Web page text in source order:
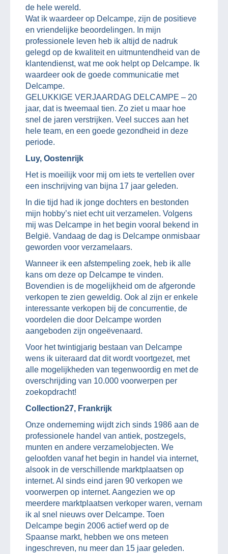
de hele wereld.
Wat ik waardeer op Delcampe, zijn de positieve
en vriendelijke beoordelingen. In mijn
professionele leven heb ik altijd de nadruk
gelegd op de kwaliteit en uitmuntendheid van de
klantendienst, wat me ook helpt op Delcampe. Ik
waardeer ook de goede communicatie met
Delcampe.
GELUKKIGE VERJAARDAG DELCAMPE – 20
jaar, dat is tweemaal tien. Zo ziet u maar hoe
snel de jaren verstrijken. Veel succes aan het
hele team, en een goede gezondheid in deze
periode.
Luy, Oostenrijk
Het is moeilijk voor mij om iets te vertellen over
een inschrijving van bijna 17 jaar geleden.
In die tijd had ik jonge dochters en bestonden
mijn hobby’s niet echt uit verzamelen. Volgens
mij was Delcampe in het begin vooral bekend in
België. Vandaag de dag is Delcampe onmisbaar
geworden voor verzamelaars.
Wanneer ik een afstempeling zoek, heb ik alle
kans om deze op Delcampe te vinden.
Bovendien is de mogelijkheid om de afgeronde
verkopen te zien geweldig. Ook al zijn er enkele
interessante verkopen bij de concurrentie, de
voordelen die door Delcampe worden
aangeboden zijn ongeëvenaard.
Voor het twintigjarig bestaan van Delcampe
wens ik uiteraard dat dit wordt voortgezet, met
alle mogelijkheden van tegenwoordig en met de
overschrijding van 10.000 voorwerpen per
zoekopdracht!
Collection27, Frankrijk
Onze onderneming wijdt zich sinds 1986 aan de
professionele handel van antiek, postzegels,
munten en andere verzamelobjecten. We
geloofden vanaf het begin in handel via internet,
alsook in de verschillende marktplaatsen op
internet. Al sinds eind jaren 90 verkopen we
voorwerpen op internet. Aangezien we op
meerdere marktplaatsen verkoper waren, vernam
ik al snel nieuws over Delcampe. Toen
Delcampe begin 2006 actief werd op de
Spaanse markt, hebben we ons meteen
ingeschreven, nu meer dan 15 jaar geleden.